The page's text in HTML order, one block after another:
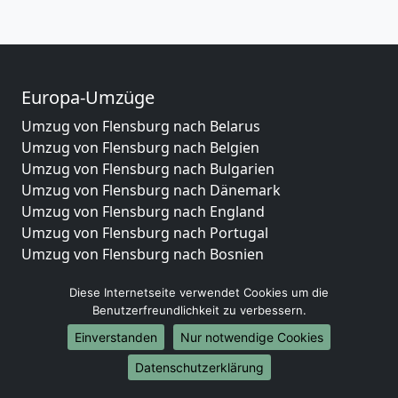
Europa-Umzüge
Umzug von Flensburg nach Belarus
Umzug von Flensburg nach Belgien
Umzug von Flensburg nach Bulgarien
Umzug von Flensburg nach Dänemark
Umzug von Flensburg nach England
Umzug von Flensburg nach Portugal
Umzug von Flensburg nach Bosnien
Umzug von Flensburg nach Irland
Umzug von Flensburg nach Lettland
Umzug von Flensburg nach Zypern
Umzug von Flensburg nach Kroatien
Umzug von Flensburg nach Estland
Diese Internetseite verwendet Cookies um die
Benutzerfreundlichkeit zu verbessern.
Einverstanden
Nur notwendige Cookies
Datenschutzerklärung